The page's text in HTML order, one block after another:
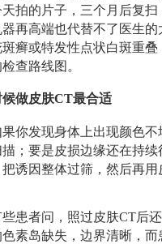
拍的片子，三个月后复
再高端也代替不了医生
癣或特发性点状白斑重
查路线图。
做皮肤CT最合适
果你发现身体上出现颜色
；要是皮损边缘还在持
诱因整体过筛，然后再
些患者问，照过皮肤CT后
素岛缺失，边界清晰，